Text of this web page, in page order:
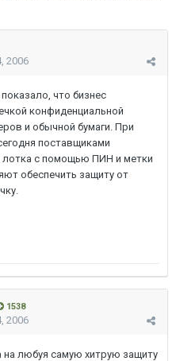
2006
что бизнес
конфиденциальной
и обычной бумаги. При
поставщиками
лотка с помощью ПИН и метки
обеспечить защиту от
1538
2006
на любуя самую хитрую защиту